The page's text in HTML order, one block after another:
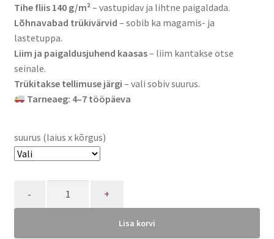
Tihe fliis 140 g/m²– vastupidav ja lihtne paigaldada.
Lõhnavabad trükivärvid – sobib ka magamis- ja
lastetuppa.
Liim ja paigaldusjuhend kaasas– liim kantakse otse
seinale.
Trükitakse tellimuse järgi – vali sobiv suurus.
Tarneaeg: 4–7 tööpäeva
suurus (laius x kõrgus)
Lisa korvi